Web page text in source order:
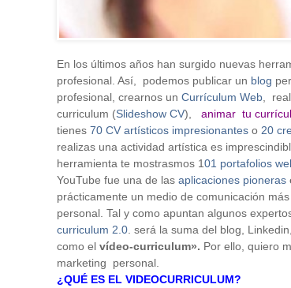
En los últimos años han surgido nuevas
profesional. Así, podemos publicar un blog
profesional, crearnos un Currículum Web,
curriculum (Slideshow CV), animar tu
tienes 70 CV artísticos impresionantes o 20
realizas una actividad artística es
herramienta te mostrasmos 101 portafolios
YouTube fue una de las aplicaciones pioneras
prácticamente un medio de comunicación
personal. Tal y como apuntan algunos
curriculum 2.0. será la suma del blog,
como el vídeo-curriculum». Por ello, quiero
marketing personal.
¿QUÉ ES EL VIDEOCURRICULUM?